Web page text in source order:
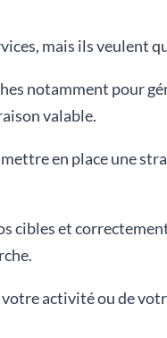
mais ils veulent
notamment pour
valable.
en place une
cibles et
activité ou de